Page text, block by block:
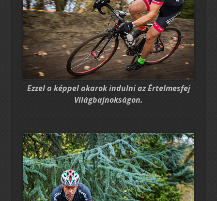
Ezzel a képpel akarok indulni az Értelmesfej
Világbajnokságon.